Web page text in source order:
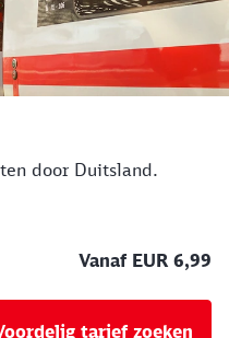
door Duitsland.
Vanaf EUR 6,99
tarief zoeken